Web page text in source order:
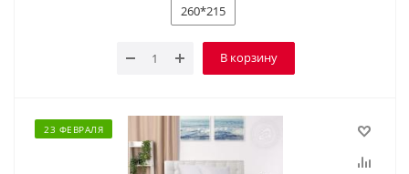
260*215
В корзину
23 ФЕВРАЛЯ